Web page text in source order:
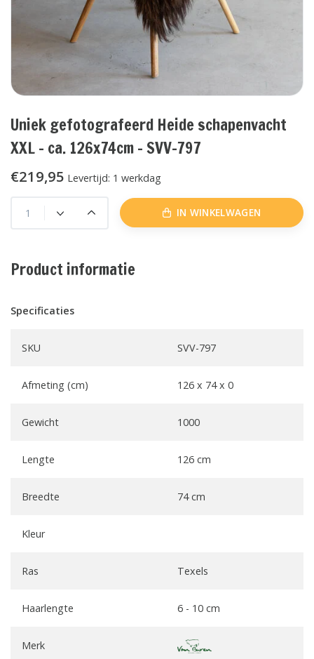
Uniek gefotografeerd Heide schapenvacht
XXL - ca. 126x74cm - SVV-797
€219,95 Levertijd: 1 werkdag
IN WINKELWAGEN
Product informatie
Specificaties
SKU SVV-797
Afmeting (cm) 126 x 74 x 0
Gewicht 1000
Lengte 126 cm
Breedte 74 cm
Kleur
Ras Texels
Haarlengte 6 - 10 cm
Merk